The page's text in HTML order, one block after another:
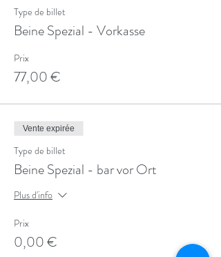
Type de billet
Beine Spezial - Vorkasse
Prix
77,00 €
Vente expirée
Type de billet
Beine Spezial - bar vor Ort
Plus d'info
Prix
0,00 €